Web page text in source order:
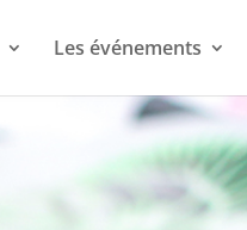
Les événements